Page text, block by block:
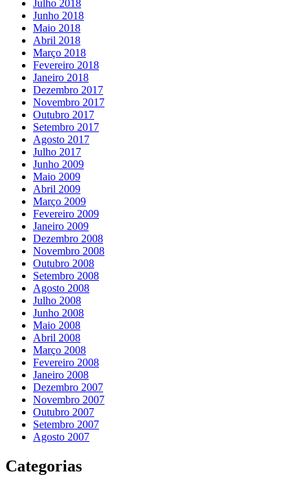
Julho 2018
Junho 2018
Maio 2018
Abril 2018
Março 2018
Fevereiro 2018
Janeiro 2018
Dezembro 2017
Novembro 2017
Outubro 2017
Setembro 2017
Agosto 2017
Julho 2017
Junho 2009
Maio 2009
Abril 2009
Março 2009
Fevereiro 2009
Janeiro 2009
Dezembro 2008
Novembro 2008
Outubro 2008
Setembro 2008
Agosto 2008
Julho 2008
Junho 2008
Maio 2008
Abril 2008
Março 2008
Fevereiro 2008
Janeiro 2008
Dezembro 2007
Novembro 2007
Outubro 2007
Setembro 2007
Agosto 2007
Categorias